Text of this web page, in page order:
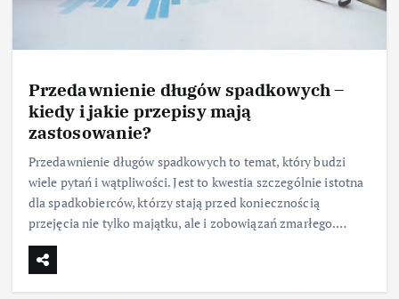
Przedawnienie długów spadkowych –
kiedy i jakie przepisy mają
zastosowanie?
Przedawnienie długów spadkowych to temat, który budzi
wiele pytań i wątpliwości. Jest to kwestia szczególnie istotna
dla spadkobierców, którzy stają przed koniecznością
przejęcia nie tylko majątku, ale i zobowiązań zmarłego.…